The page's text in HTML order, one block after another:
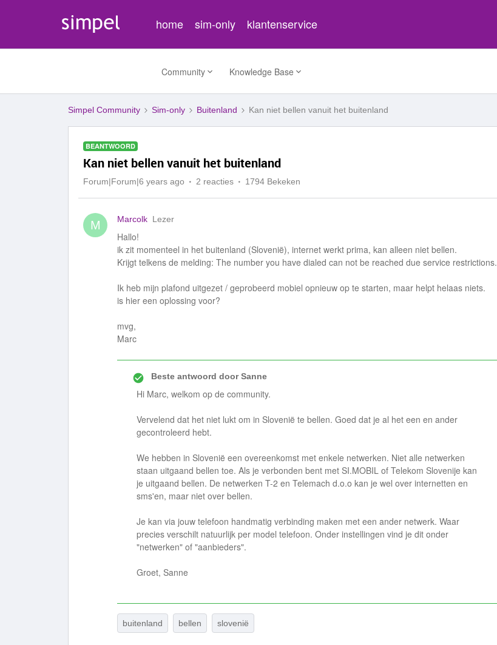
home sim-only klantenservice
Community Knowledge Base
Simpel Community Sim-only Buitenland Kan niet bellen vanuit het buitenland
BEANTWOORD
Kan niet bellen vanuit het buitenland
Forum|Forum|6 years ago 2 reacties 1794 Bekeken
M Marcolk Lezer
Hallo!
ik zit momenteel in het buitenland (Slovenië), internet werkt prima, kan alleen niet bellen.
Krijgt telkens de melding: The number you have dialed can not be reached due service restrictions.
Ik heb mijn plafond uitgezet / geprobeerd mobiel opnieuw op te starten, maar helpt helaas niets.
is hier een oplossing voor?
mvg,
Marc
Beste antwoord doorSanne
Hi Marc, welkom op de community.
Vervelend dat het niet lukt om in Slovenië te bellen. Goed dat je al het een en ander
gecontroleerd hebt.
We hebben in Slovenië een overeenkomst met enkele netwerken. Niet alle netwerken
staan uitgaand bellen toe. Als je verbonden bent met SI.MOBIL of Telekom Slovenije kan
je uitgaand bellen. De netwerken T-2 en Telemach d.o.o kan je wel over internetten en
sms'en, maar niet over bellen.
Je kan via jouw telefoon handmatig verbinding maken met een ander netwerk. Waar
precies verschilt natuurlijk per model telefoon. Onder instellingen vind je dit onder
"netwerken" of "aanbieders".
Groet, Sanne
buitenland bellen slovenië